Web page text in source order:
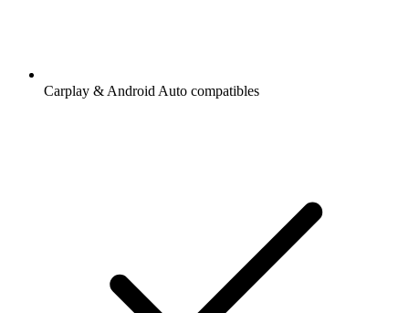
Carplay & Android Auto compatibles